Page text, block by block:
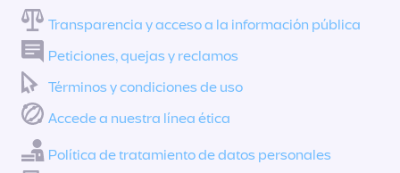
Transparencia y acceso a la información pública
Peticiones, quejas y reclamos
Términos y condiciones de uso
Accede a nuestra línea ética
Política de tratamiento de datos personales